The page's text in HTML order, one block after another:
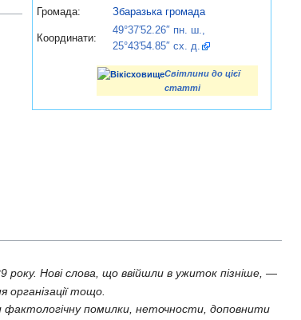
Громада:
Збаразька громада
Координати:
49°37′52.26″ пн. ш.,
25°43′54.85″ сх. д.
Світлини до цієї
статті
року. Нові слова, що ввійшли в ужиток пізніше, —
тощо.
помилки, неточности, доповнити